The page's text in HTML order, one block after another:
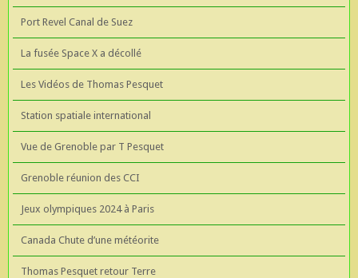
Port Revel Canal de Suez
La fusée Space X a décollé
Les Vidéos de Thomas Pesquet
Station spatiale international
Vue de Grenoble par T Pesquet
Grenoble réunion des CCI
Jeux olympiques 2024 à Paris
Canada Chute d’une météorite
Thomas Pesquet retour Terre